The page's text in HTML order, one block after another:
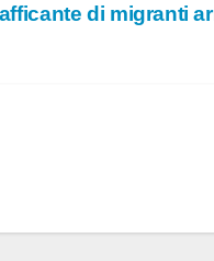
di migranti